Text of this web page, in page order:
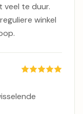
veel te duur.
winkel